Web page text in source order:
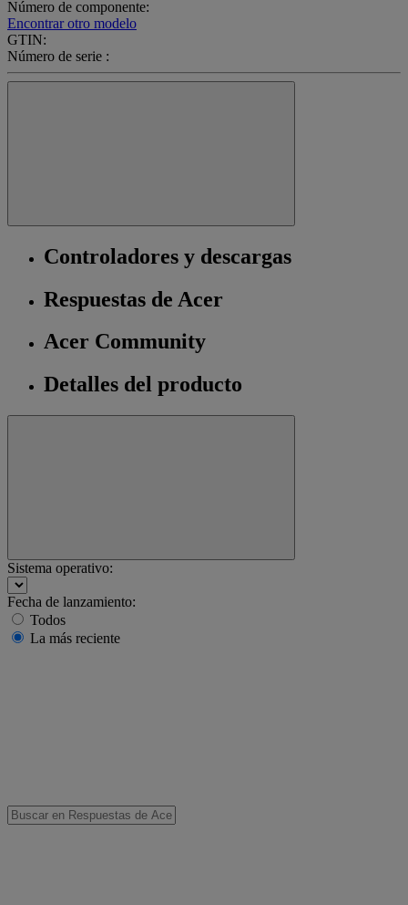
Número de componente:
Encontrar otro modelo
GTIN:
Número de serie :
Controladores y descargas
Respuestas de Acer
Acer Community
Detalles del producto
Sistema operativo:
Fecha de lanzamiento:
Todos
La más reciente